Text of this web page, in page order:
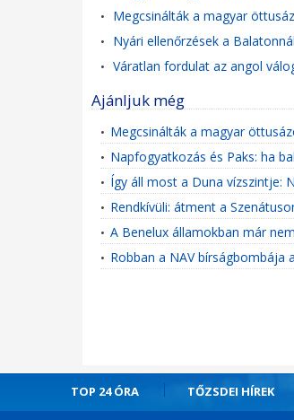
• Megcsinálták a magyar
• Nyári ellenőrzések a
• Váratlan fordulat az angol
Ajánljuk még
• Megcsinálták a magyar
• Napfogyatkozás és Paks: ha
• Így áll most a Duna vízszintje:
• Rendkívüli: átment a
• A Benelux államokban már
• Robban a NAV
TOP 24 ÓRA TŐZSDEI HÍREK